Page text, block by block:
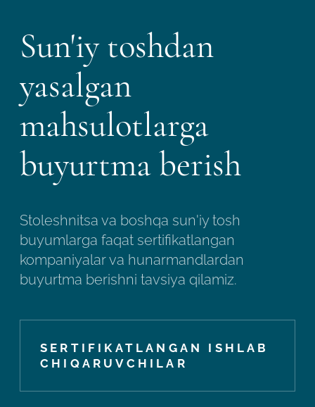
Sun'iy toshdan
yasalgan
mahsulotlarga
buyurtma berish
Stoleshnitsa va boshqa sun'iy tosh
buyumlarga faqat sertifikatlangan
kompaniyalar va hunarmandlardan
buyurtma berishni tavsiya qilamiz.
SERTIFIKATLANGAN ISHLAB
CHIQARUVCHILAR